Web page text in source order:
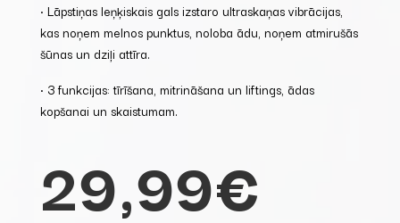
• Lāpstiņas leņķiskais gals izstaro ultraskaņas vibrācijas,
kas noņem melnos punktus, noloba ādu, noņem atmirušās
šūnas un dziļi attīra.
• 3 funkcijas: tīrīšana, mitrināšana un liftings, ādas
kopšanai un skaistumam.
29,99€